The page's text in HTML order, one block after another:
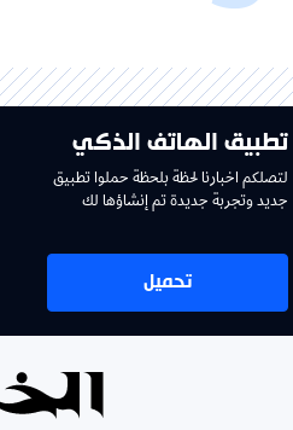
تطبيق الهاتف الذكي
لتصلكم اخبارنا لحظة بلحظة حملوا تطبيق
جديد وتجربة جديدة تم إنشاؤها لك
تحميل